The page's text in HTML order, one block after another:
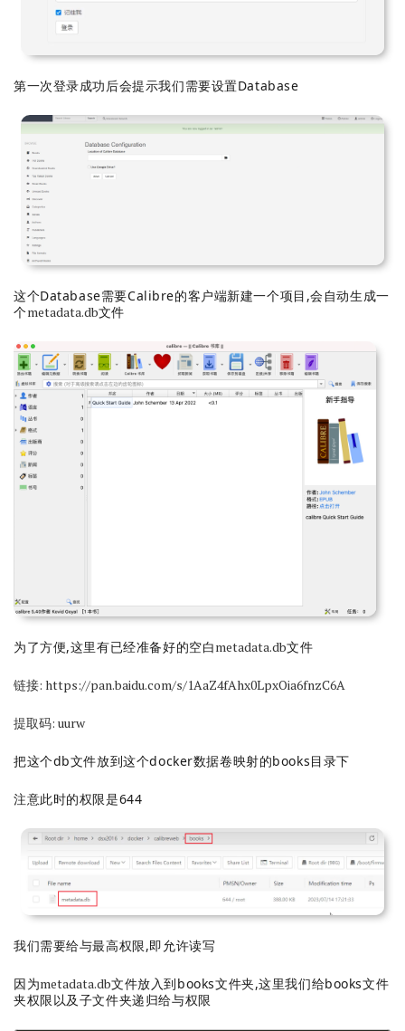
第一次登录成功后会提示我们需要设置Database
这个Database需要Calibre的客户端新建一个项目,会自动生成一
个metadata.db文件
为了方便,这里有已经准备好的空白metadata.db文件
链接: https://pan.baidu.com/s/1AaZ4fAhx0LpxOia6fnzC6A
提取码: uurw
把这个db文件放到这个docker数据卷映射的books目录下
注意此时的权限是644
我们需要给与最高权限,即允许读写
因为metadata.db文件放入到books文件夹,这里我们给books文件
夹权限以及子文件夹递归给与权限